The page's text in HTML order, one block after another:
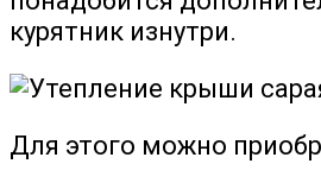
курятник изнутри.
Для этого можно